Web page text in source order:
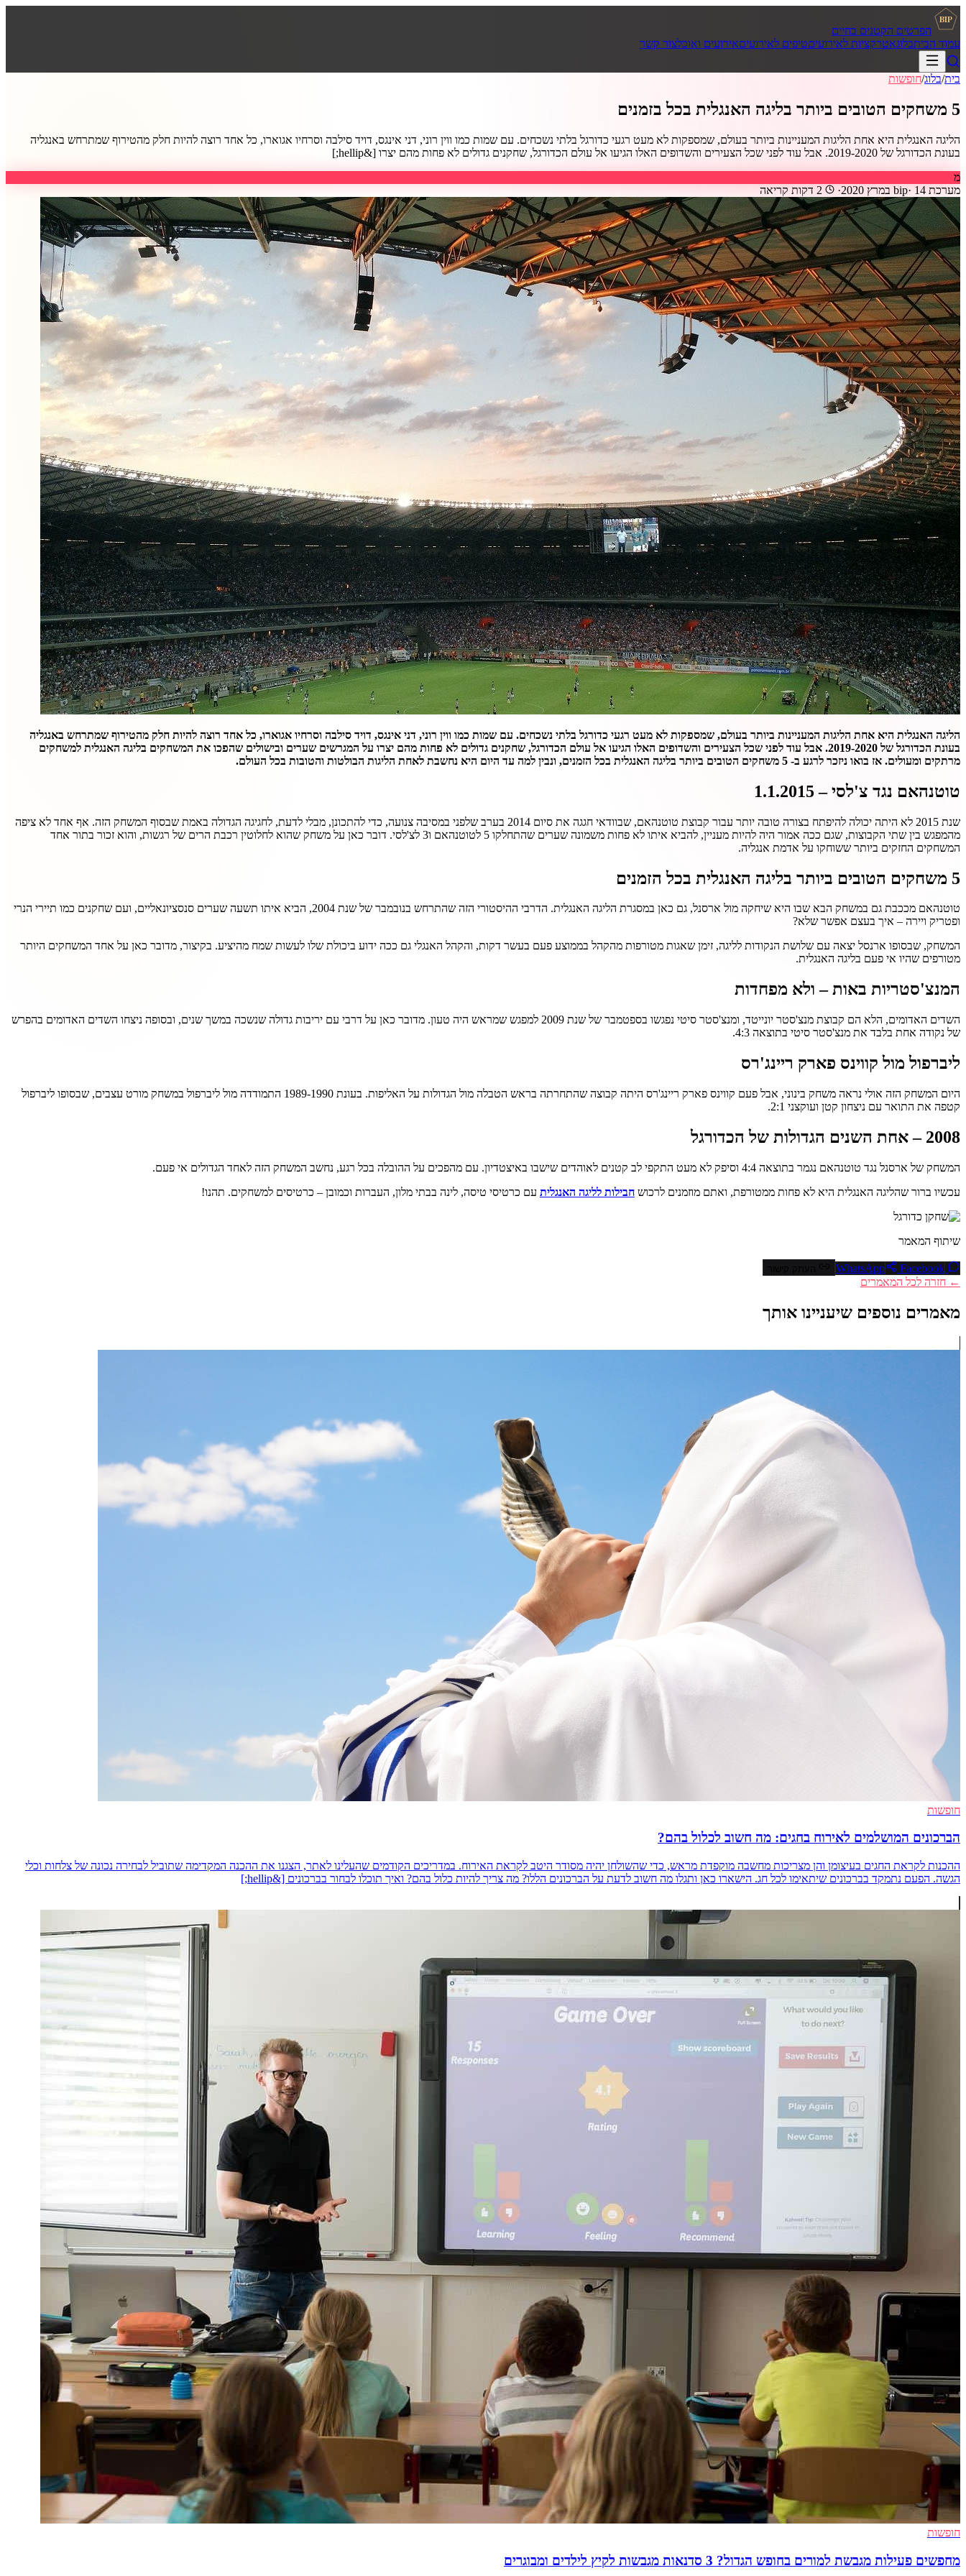
BIP
הפרטים הקטנים בחיים
עמוד הביתבלוגאטרקציות לאירועיםטיפים לאירועיםאירועים ואוכלצור קשר
בית/בלוג/חופשות
5 משחקים הטובים ביותר בליגה האנגלית בכל בזמנים
הליגה האנגלית היא אחת הליגות המעניינות ביותר בעולם, שמספקות לא מעט רגעי כדורגל בלתי נשכחים. עם שמות כמו ווין רוני, דני אינגס, דויד סילבה וסרחיו אגוארו, כל אחד רוצה להיות חלק מהטירוף שמתרחש באנגליה
בעונת הכדורגל של 2019-2020. אבל עוד לפני שכל הצעירים והשדופים האלו הגיעו אל עולם הכדורגל, שחקנים גדולים לא פחות מהם יצרו [&hellip;]
מ
מערכת bip
· 14 במרץ 2020 ·
2 דקות קריאה
הליגה האנגלית היא אחת הליגות המעניינות ביותר בעולם, שמספקות לא מעט רגעי כדורגל בלתי נשכחים. עם שמות כמו ווין רוני, דני אינגס, דויד סילבה וסרחיו אגוארו, כל אחד רוצה להיות חלק מהטירוף שמתרחש באנגליה
בעונת הכדורגל של 2019-2020. אבל עוד לפני שכל הצעירים והשדופים האלו הגיעו אל עולם הכדורגל, שחקנים גדולים לא פחות מהם יצרו על המגרשים שערים ובישולים שהפכו את המשחקים בליגה האנגלית למשחקים
מרתקים ומעולים. אז בואו ניזכר לרגע ב- 5 משחקים הטובים ביותר בליגה האנגלית בכל הזמנים, ונבין למה עד היום היא נחשבת לאחת הליגות הבולטות והטובות בכל העולם.
טוטנהאם נגד צ'לסי – 1.1.2015
שנת 2015 לא היתה יכולה להיפתח בצורה טובה יותר עבור קבוצת טוטנהאם, שבוודאי חגגה את סיום 2014 בערב שלפני במסיבה צנועה, כדי להתכונן, מבלי לדעת, לחגיגה הגדולה באמת שבסוף המשחק הזה. אף אחד לא ציפה
מהמפגש בין שתי הקבוצות, שגם ככה אמור היה להיות מעניין, להביא איתו לא פחות משמונה שערים שהתחלקו 5 לטוטנהאם ו3 לצ'לסי. דובר כאן על משחק שהוא לחלוטין רכבת הרים של רגשות, והוא זכור בתור אחד
המשחקים החזקים ביותר ששוחקו על אדמת אנגליה.
5 משחקים הטובים ביותר בליגה האנגלית בכל הזמנים
טוטנהאם מככבת גם במשחק הבא שבו היא שיחקה מול ארסנל, גם כאן במסגרת הליגה האנגלית. הדרבי ההיסטורי הזה שהתרחש בנובמבר של שנת 2004, הביא איתו תשעה שערים סנסציונאליים, ועם שחקנים כמו תיירי הנרי
ופטריק ויירה – איך בעצם אפשר שלא?
המשחק, שבסופו ארנסל יצאה עם שלושת הנקודות לליגה, זימן שאגות מטורפות מהקהל בממוצע פעם בעשר דקות, והקהל האנגלי גם ככה ידוע ביכולת שלו לעשות שמח מהיציע. בקיצור, מדובר כאן על אחד המשחקים היותר
מטורפים שהיו אי פעם בליגה האנגלית.
המנצ'סטריות באות – ולא מפחדות
השדים האדומים, הלא הם קבוצת מנצ'סטר יונייטד, ומנצ'סטר סיטי נפגשו בספטמבר של שנת 2009 למפגש שמראש היה טעון. מדובר כאן על דרבי עם יריבות גדולה שנשכה במשך שנים, ובסופה ניצחו השדים האדומים בהפרש
של נקודה אחת בלבד את מנצ'סטר סיטי בתוצאה 4:3.
ליברפול מול קווינס פארק ריינג'רס
היום המשחק הזה אולי נראה משחק בינוני, אבל פעם קווינס פארק ריינג'רס היתה קבוצה שהתחרתה בראש הטבלה מול הגדולות על האליפות. בעונת 1989-1990 התמודדה מול ליברפול במשחק מורט עצבים, שבסופו ליברפול
קטפה את התואר עם ניצחון קטן ועוקצני 2:1.
2008 – אחת השנים הגדולות של הכדורגל
המשחק של ארסנל נגד טוטנהאם נגמר בתוצאה 4:4 וסיפק לא מעט התקפי לב קטנים לאוהדים שישבו באיצטדיון. עם מהפכים על ההובלה בכל רגע, נחשב המשחק הזה לאחד הגדולים אי פעם.
עכשיו ברור שהליגה האנגלית היא לא פחות ממטורפת, ואתם מוזמנים לרכוש חבילות לליגה האנגלית עם כרטיסי טיסה, לינה בבתי מלון, העברות וכמובן – כרטיסים למשחקים. תהנו!
שיתוף המאמר
Facebook
← חזרה לכל המאמרים
מאמרים נוספים שיעניינו אותך
חופשות
הברכונים המושלמים לאירוח בחגים: מה חשוב לכלול בהם?
ההכנות לקראת החגים בעיצומן והן מצריכות מחשבה מוקפדת מראש, כדי שהשולחן יהיה מסודר היטב לקראת האירוח. במדריכים הקודמים שהעלינו לאתר, הצגנו את ההכנה המקדימה שתוביל לבחירה נכונה של צלחות וכלי
הגשה. הפעם נתמקד בברכונים שיתאימו לכל חג. הישארו כאן ותגלו מה חשוב לדעת על הברכונים הללו? מה צריך להיות כלול בהם? ואיך תוכלו לבחור בברכונים [&hellip;]
חופשות
מחפשים פעילות מגבשת למורים בחופש הגדול? 3 סדנאות מגבשות לקיץ לילדים ומבוגרים